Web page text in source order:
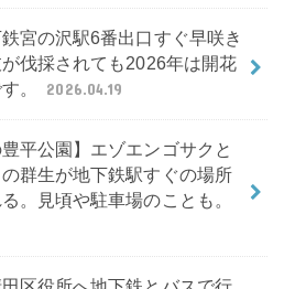
宮の沢駅6番出口すぐ早咲き
伐採されても2026年は開花
。
2026.04.19
豊平公園】エゾエンゴサクと
群生が地下鉄駅すぐの場所
。見頃や駐車場のことも。